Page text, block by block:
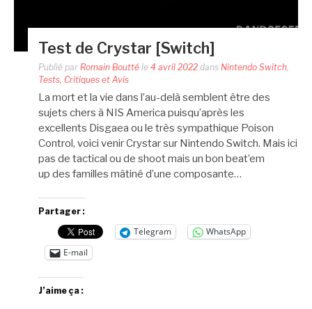
Test de Crystar [Switch]
Publié par Romain Boutté le 4 avril 2022 dans Nintendo Switch,
Tests, Critiques et Avis
La mort et la vie dans l’au-delà semblent être des
sujets chers à NIS America puisqu’après les
excellents Disgaea ou le très sympathique Poison
Control, voici venir Crystar sur Nintendo Switch. Mais ici
pas de tactical ou de shoot mais un bon beat’em
up des familles mâtiné d’une composante…
Partager :
Telegram
WhatsApp
E-mail
J’aime ça :